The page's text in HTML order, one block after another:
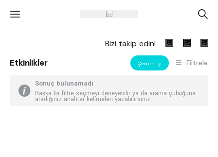
' A
Bizi takip edin!
Etkinlikler Çevrim Içi Filtrele
Sonuç bulunamadı
Başka bir filtre seçmeyi deneyebilir ya da arama çubuğuna
aradığınız anahtar kelimeleri yazabilirsiniz